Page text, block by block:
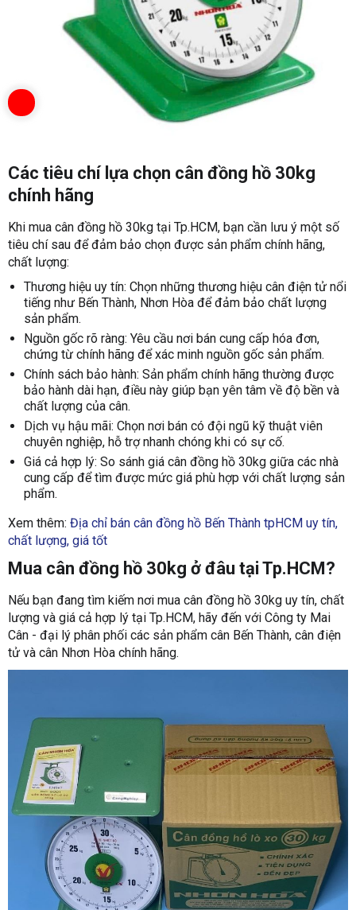
Các tiêu chí lựa chọn cân đồng hồ 30kg
chính hãng
Khi mua cân đồng hồ 30kg tại Tp.HCM, bạn cần lưu ý một số
tiêu chí sau để đảm bảo chọn được sản phẩm chính hãng,
chất lượng:
Thương hiệu uy tín: Chọn những thương hiệu cân điện tử nổi
tiếng như Bến Thành, Nhơn Hòa để đảm bảo chất lượng
sản phẩm.
Nguồn gốc rõ ràng: Yêu cầu nơi bán cung cấp hóa đơn,
chứng từ chính hãng để xác minh nguồn gốc sản phẩm.
Chính sách bảo hành: Sản phẩm chính hãng thường được
bảo hành dài hạn, điều này giúp bạn yên tâm về độ bền và
chất lượng của cân.
Dịch vụ hậu mãi: Chọn nơi bán có đội ngũ kỹ thuật viên
chuyên nghiệp, hỗ trợ nhanh chóng khi có sự cố.
Giá cả hợp lý: So sánh giá cân đồng hồ 30kg giữa các nhà
cung cấp để tìm được mức giá phù hợp với chất lượng sản
phẩm.
Xem thêm: Địa chỉ bán cân đồng hồ Bến Thành tpHCM uy tín,
chất lượng, giá tốt
Mua cân đồng hồ 30kg ở đâu tại Tp.HCM?
Nếu bạn đang tìm kiếm nơi mua cân đồng hồ 30kg uy tín, chất
lượng và giá cả hợp lý tại Tp.HCM, hãy đến với Công ty Mai
Cân - đại lý phân phối các sản phẩm cân Bến Thành, cân điện
tử và cân Nhơn Hòa chính hãng.